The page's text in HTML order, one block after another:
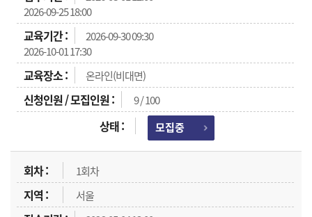
2026-09-25 18:00
2026-09-30 09:30
2026-10-01 17:30
온라인(비대면)
9 / 100
모집중
1회차
서울